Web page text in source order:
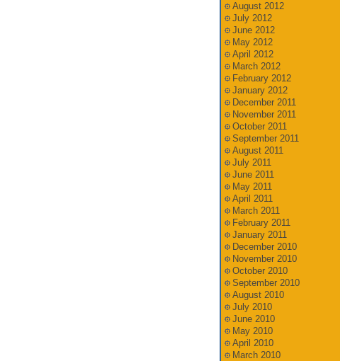
August 2012
July 2012
June 2012
May 2012
April 2012
March 2012
February 2012
January 2012
December 2011
November 2011
October 2011
September 2011
August 2011
July 2011
June 2011
May 2011
April 2011
March 2011
February 2011
January 2011
December 2010
November 2010
October 2010
September 2010
August 2010
July 2010
June 2010
May 2010
April 2010
March 2010